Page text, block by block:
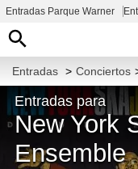
Entradas Parque Warner
Entradas > Conciertos
Entradas para
New York
Ensemble